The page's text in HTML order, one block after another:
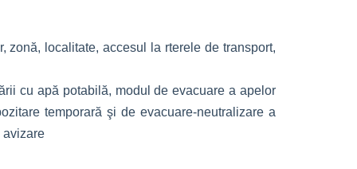
localitate, accesul la rterele de transport,
cu apă potabilă, modul de evacuare a apelor
temporară şi de evacuare-neutralizare a
avizare